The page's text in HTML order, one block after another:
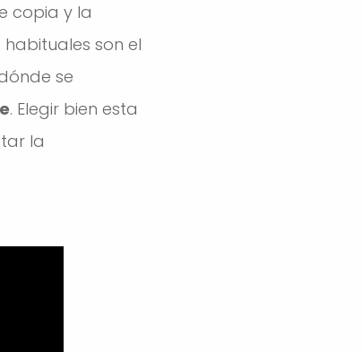
copia y la
son el
se
. Elegir bien esta
la